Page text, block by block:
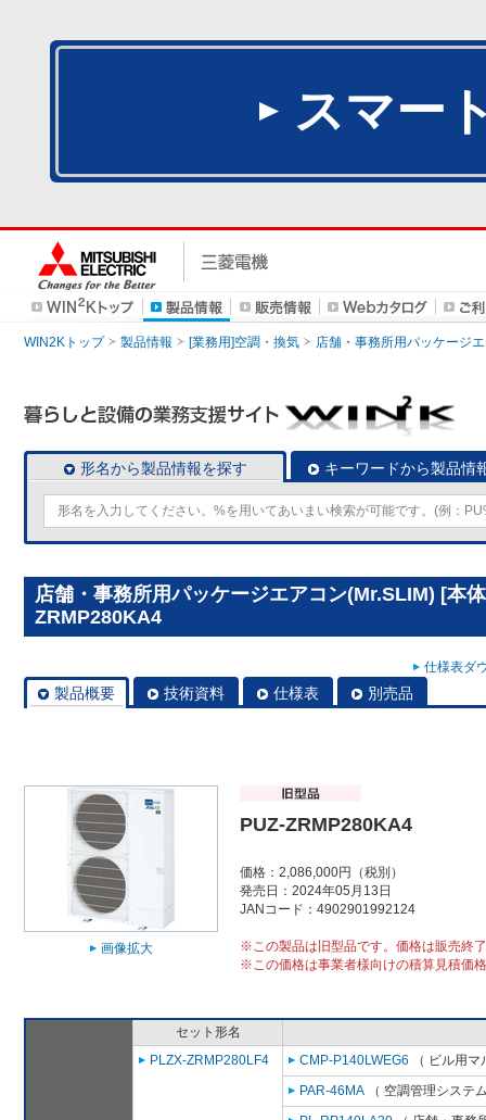
スマー
WIN2Kトップ 製品情報 [業務用]空調・換気 店舗・事務所用パッケージ
形名から製品情報を探す キーワードから製品情
店舗・事務所用パッケージエアコン(Mr.SLIM) [本
ZRMP280KA4
仕様表ダ
製品概要 技術資料 仕様表 別売品
画像拡大
PUZ-ZRMP280KA4
価格：2,086,000円（税別）
発売日：2024年05月13日
JANコード：4902901992124
※この製品は旧型品です。価格は販売終
※この価格は事業者様向けの積算見積価
セット形名
PLZX-ZRMP280LF4
CMP-P140LWEG6 （ ビル用
PAR-46MA （ 空調管理システ